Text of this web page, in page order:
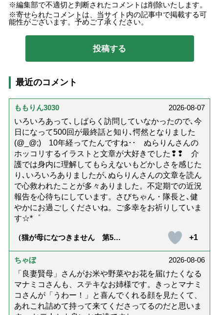
編集部で不適切と判断されたコメントは削除いたします。
寄せられたコメントは、当サイト内の記事中で掲載する可
能性がございます。予めご了承ください。
最近のコメント
ももりん3030
2026-08-07
いろいろあって､しばらく訪問していなかったので､今
日になって500回が最終話と知り､愕然となりました
(@_@;) 10年経ってたんですね･･ ぬらりんさんの
ホッコリするイラストと文章が大好きでした❢❢ 介
護では身内に理解してもらえないもどかしさを感じた
り､いろいろありましたが､ぬらりんさんの文章を読ん
で心救われたことが多々ありました。不定期での近況
報告を心待ちにしています。さびちゃん・隊長と､健
やかにお過ごしくださいね。ご多幸をお祈りしていま
す☆*゜
（猫が母になつきません 第500
+1
ちゃぼ
2026-08-06
「良妻賢母」さんがお米や野菜やお花を届けたくなる
マナミコさんも、ステキなお姉様です。きっとマナミ
コさんが「うわー！」と喜んでくれる顔を見たくて、
あれこれ詰めて持って来てくださってるのだと思いま